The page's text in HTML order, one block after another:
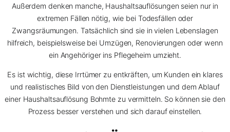
Außerdem denken manche, Haushaltsauflösungen seien nur in
extremen Fällen nötig, wie bei Todesfällen oder
Zwangsräumungen. Tatsächlich sind sie in vielen Lebenslagen
hilfreich, beispielsweise bei Umzügen, Renovierungen oder wenn
ein Angehöriger ins Pflegeheim umzieht.
Es ist wichtig, diese Irrtümer zu entkräften, um Kunden ein klares
und realistisches Bild von den Dienstleistungen und dem Ablauf
einer Haushaltsauflösung Bohmte zu vermitteln. So können sie den
Prozess besser verstehen und sich darauf einstellen.